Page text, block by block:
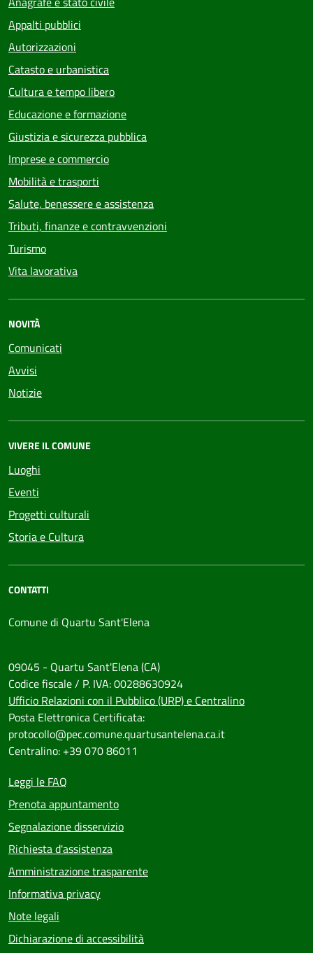
Appalti pubblici
Autorizzazioni
Catasto e urbanistica
Cultura e tempo libero
Educazione e formazione
Giustizia e sicurezza pubblica
Imprese e commercio
Mobilità e trasporti
Salute, benessere e assistenza
Tributi, finanze e contravvenzioni
Turismo
Vita lavorativa
NOVITÀ
Comunicati
Avvisi
Notizie
VIVERE IL COMUNE
Luoghi
Eventi
Progetti culturali
Storia e Cultura
CONTATTI
Comune di Quartu Sant'Elena
09045 - Quartu Sant'Elena (CA)
Codice fiscale / P. IVA: 00288630924
Ufficio Relazioni con il Pubblico (URP) e Centralino
Posta Elettronica Certificata:
protocollo@pec.comune.quartusantelena.ca.it
Centralino: +39 070 86011
Leggi le FAQ
Prenota appuntamento
Segnalazione disservizio
Richiesta d'assistenza
Amministrazione trasparente
Informativa privacy
Note legali
Dichiarazione di accessibilità